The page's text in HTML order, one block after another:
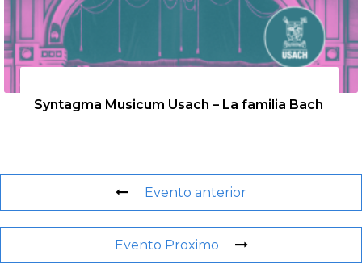
Syntagma Musicum Usach – La familia Bach
Evento anterior
Evento Proximo